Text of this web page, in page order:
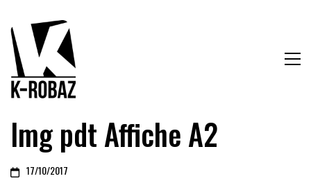
Img pdt Affiche A2
17/10/2017